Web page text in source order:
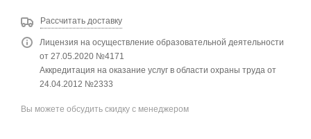
Рассчитать доставку
Лицензия на осуществление образовательной деятельности
от 27.05.2020 №4171
Аккредитация на оказание услуг в области охраны труда от
24.04.2012 №2333
Вы можете обсудить скидку с менеджером